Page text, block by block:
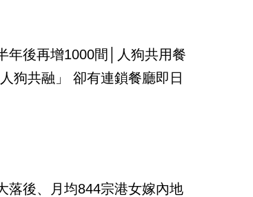
年後再增1000間│人狗共用餐
狗共融」 卻有連鎖餐廳即日
落後、月均844宗港女嫁內地